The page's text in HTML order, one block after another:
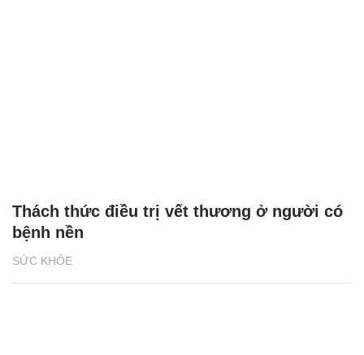
SỨC KHỎE
Thách thức điều trị vết thương ở người có
bệnh nền